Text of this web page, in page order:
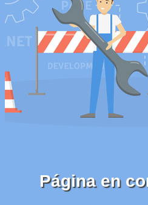
Página en